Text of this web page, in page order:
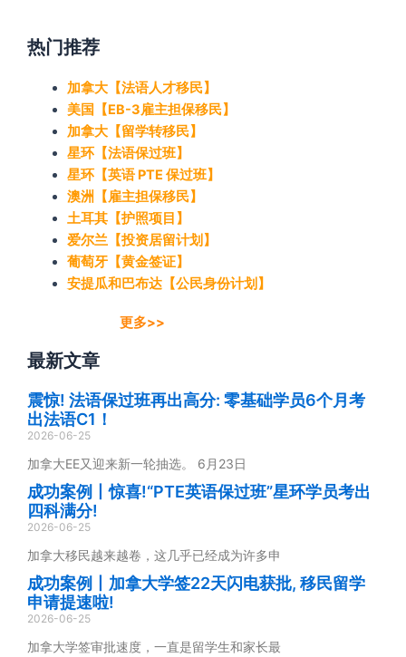
热门推荐
加拿大【法语人才移民】
美国【EB-3雇主担保移民】
加拿大【留学转移民】
星环【法语保过班】
星环【英语 PTE 保过班】
澳洲【雇主担保移民】
土耳其【护照项目】
爱尔兰【投资居留计划】
葡萄牙【黄金签证】
安提瓜和巴布达【公民身份计划】
更多>>
最新文章
震惊! 法语保过班再出高分: 零基础学员6个月考
出法语C1！
2026-06-25
加拿大EE又迎来新一轮抽选。 6月23日
成功案例丨惊喜!“PTE英语保过班”星环学员考出
四科满分!
2026-06-25
加拿大移民越来越卷，这几乎已经成为许多申
成功案例丨加拿大学签22天闪电获批, 移民留学
申请提速啦!
2026-06-25
加拿大学签审批速度，一直是留学生和家长最